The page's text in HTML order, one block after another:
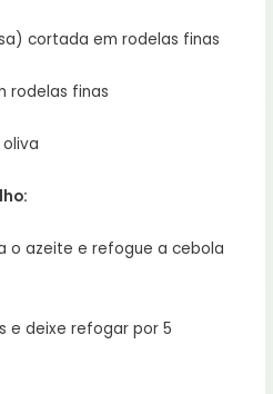
cortada em rodelas finas
rodelas finas
o azeite e refogue a cebola
e deixe refogar por 5